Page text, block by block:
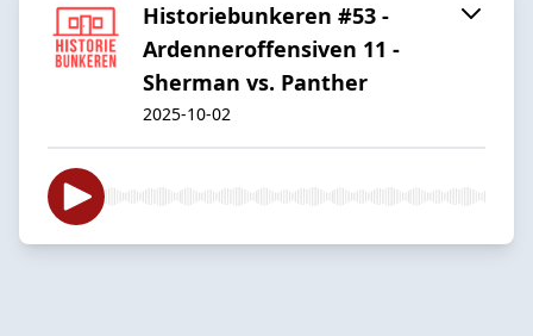
Historiebunkeren #53 -
Ardenneroffensiven 11 -
Sherman vs. Panther
2025-10-02